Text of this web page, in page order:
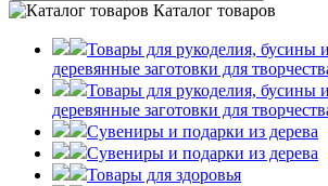
Каталог товаров
Товары для рукоделия, бусины
деревянные заготовки для
Товары для рукоделия, бусины
деревянные заготовки для
Сувениры и подарки из дерева
Сувениры и подарки из дерева
Товары для здоровья